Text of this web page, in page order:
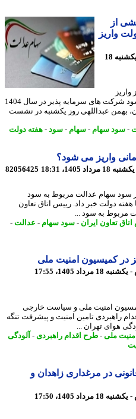
دولت واریز
1 ساعت پیش - یکشنبه 18
بخشی از سود سهام عدالت مربوط به سود شرکت های سرمایه پذیر در سال 1404
عبداللهی روز یکشنبه در نشست
سهام-سهام-سود -هفته دولت
82056425
سهام عدالت مربوط به سود
پذیر در سال 1404 تا هفته دولت خبر داد. رییس اتاق تعاون
به سود ...
ایران - سود سهام-عدالت-
کمیسیون امنیت ملی
امنیت ملی و سیاست خارجی
تامین امنیت و پیشرفت تنگه
ملی -طرح اقدام راهبردی-آلودگی
در مرغداری زاهدان و